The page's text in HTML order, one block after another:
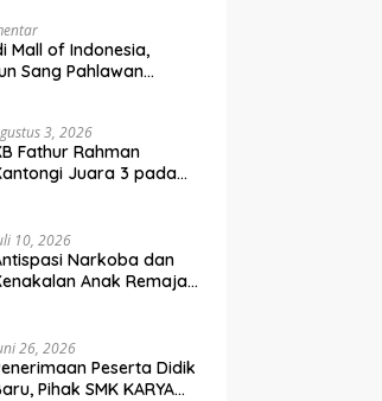
Mall of Indonesia,
Sang Pahlawan
3, 2026
Fathur Rahman
Juara 3 pada
10, 2026
Narkoba dan
Anak Remaja,
26, 2026
Peserta Didik
Pihak SMK KARYA